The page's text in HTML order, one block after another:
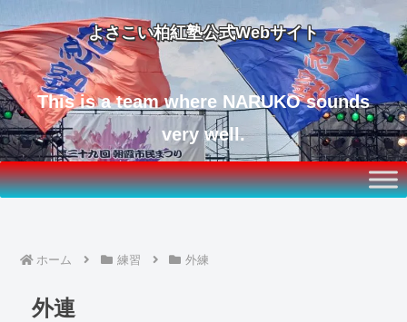
よさこい柏紅塾公式Webサイト
This is a team where NARUKO sounds
very well.
ホーム 練習 外練
外連